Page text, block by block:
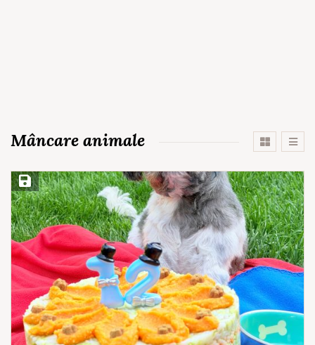
Mâncare animale
Save Recipe